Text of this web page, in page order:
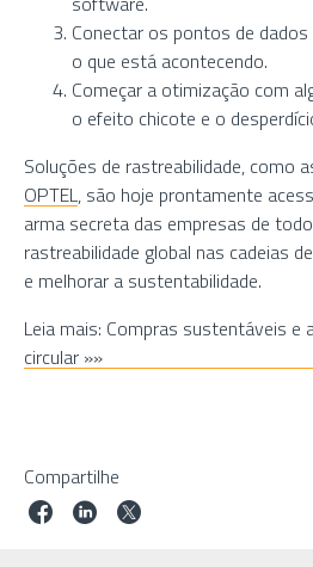
Conectar os pontos de
o que está acontecendo.
Começar a otimização com
o efeito chicote e o
Soluções de rastreabilidade, como
OPTEL, são hoje prontamente
arma secreta das empresas de
rastreabilidade global nas cadeias
e melhorar a sustentabilidade.
Leia mais: Compras sustentáveis e
circular »»
Compartilhe